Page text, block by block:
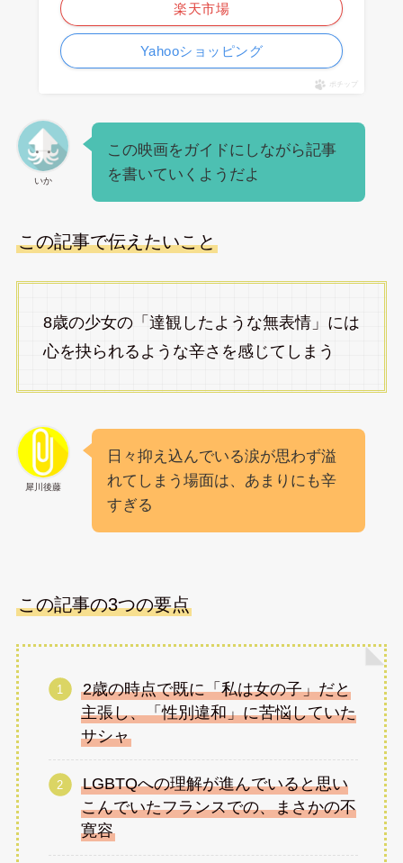
楽天市場
Yahooショッピング
ポチップ
いか
この映画をガイドにしながら記事
を書いていくようだよ
この記事で伝えたいこと
8歳の少女の「達観したような無表情」には
心を抉られるような辛さを感じてしまう
犀川後藤
日々抑え込んでいる涙が思わず溢
れてしまう場面は、あまりにも辛
すぎる
この記事の3つの要点
2歳の時点で既に「私は女の子」だと
主張し、「性別違和」に苦悩していた
サシャ
LGBTQへの理解が進んでいると思い
こんでいたフランスでの、まさかの不
寛容